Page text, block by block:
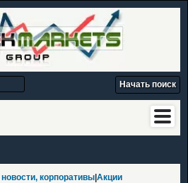
корпоративы Акции